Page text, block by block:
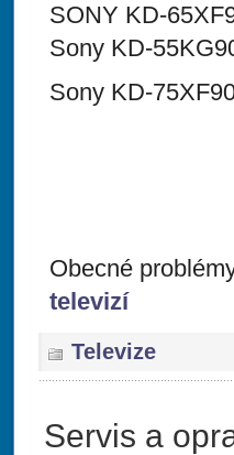
SONY KD-
Sony KD-
Sony KD-
Obecné
televizí
Televize
Servis a